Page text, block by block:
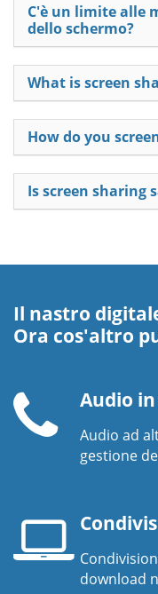
C'è un limite alle
dello schermo?
What is screen
How do you
Is screen sharing
Il nastro
Ora cos'altro
Ricevitore
Audio
Audio ad
gestione
Schermodownload